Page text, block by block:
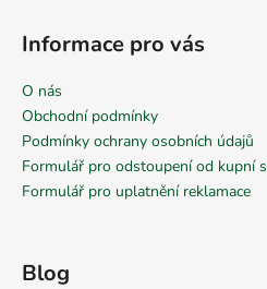
Informace pro vás
O nás
Obchodní podmínky
Podmínky ochrany osobních údajů
Formulář pro odstoupení od kupní
Formulář pro uplatnění reklamace
Blog